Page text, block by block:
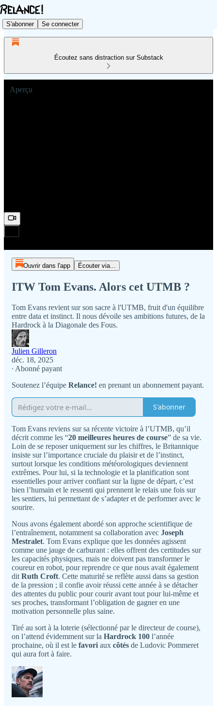
S'abonner Se connecter
Écoutez sans distraction sur Substack
Aperçu
Ouvrir dans l'app Écouter via...
ITW Tom Evans. Alors cet UTMB ?
Tom Evans revient sur son sacre à l'UTMB, fruit d'un équilibre
entre data et instinct. Il nous dévoile ses ambitions futures, de la
Hardrock à la Diagonale des Fous.
Julien Gilleron
déc. 18, 2025
∙ Abonné payant
Soutenez l’équipe Relance! en prenant un abonnement payant.
S'abonner
Tom Evans reviens sur sa récente victoire à l’UTMB, qu’il
décrit comme les “20 meilleures heures de course” de sa vie.
Loin de se reposer uniquement sur les chiffres, le Britannique
insiste sur l’importance cruciale du plaisir et de l’instinct,
surtout lorsque les conditions météorologiques deviennent
extrêmes. Pour lui, si la technologie et la planification sont
essentielles pour arriver confiant sur la ligne de départ, c’est
bien l’humain et le ressenti qui prennent le relais une fois sur
les sentiers, lui permettant de s’adapter et de performer avec le
sourire.
Nous avons également abordé son approche scientifique de
l’entraînement, notamment sa collaboration avec Joseph
Mestralet. Tom Evans explique que les données agissent
comme une jauge de carburant : elles offrent des certitudes sur
les capacités physiques, mais ne doivent pas transformer le
coureur en robot, pour reprendre ce que nous avait également
dit Ruth Croft. Cette maturité se reflète aussi dans sa gestion
de la pression ; il confie avoir réussi cette année à se détacher
des attentes du public pour courir avant tout pour lui-même et
ses proches, transformant l’obligation de gagner en une
motivation personnelle plus saine.
Tiré au sort à la loterie (sélectionné par le directeur de course),
on l’attend évidemment sur la Hardrock 100 l’année
prochaine, où il est le favori aux côtés de Ludovic Pommeret
qui aura fort à faire.